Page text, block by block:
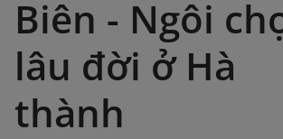
Biên - Ngôi
lâu đời ở Hà
thành